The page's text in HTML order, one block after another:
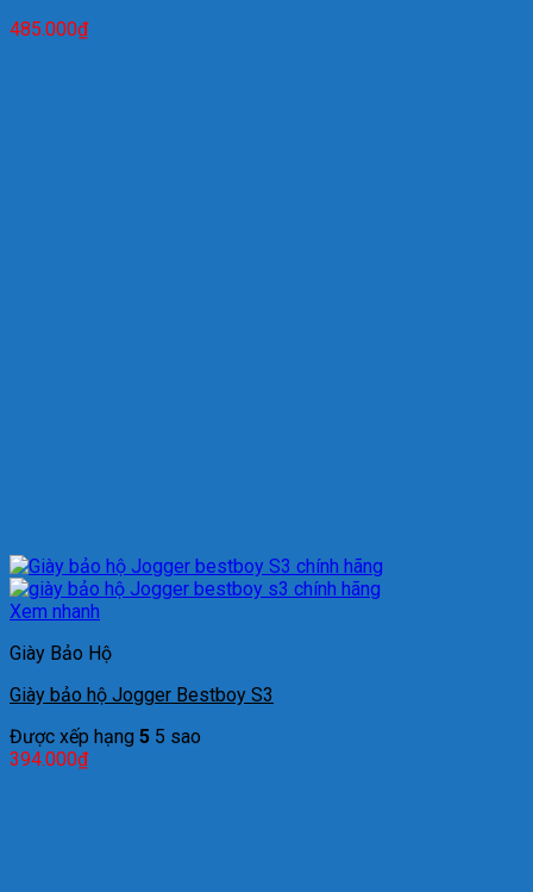
485.000₫
Xem nhanh
Giày Bảo Hộ
Giày bảo hộ Jogger Bestboy S3
Được xếp hạng 5 5 sao
394.000₫